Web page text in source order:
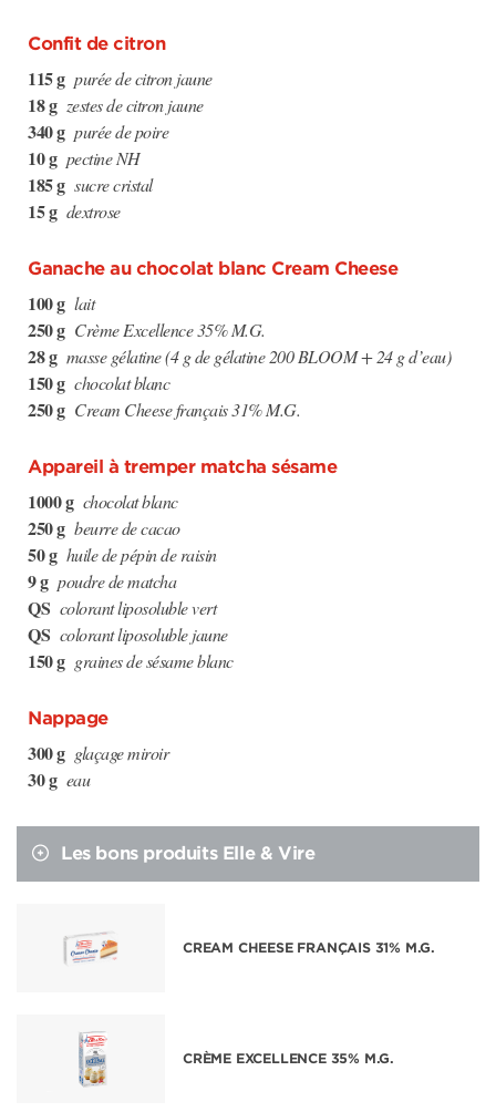
Confit de citron
115 g purée de citron jaune
18 g zestes de citron jaune
340 g purée de poire
10 g pectine NH
185 g sucre cristal
15 g dextrose
Ganache au chocolat blanc Cream Cheese
100 g lait
250 g Crème Excellence 35% M.G.
28 g masse gélatine (4 g de gélatine 200 BLOOM + 24 g d’eau)
150 g chocolat blanc
250 g Cream Cheese français 31% M.G.
Appareil à tremper matcha sésame
1000 g chocolat blanc
250 g beurre de cacao
50 g huile de pépin de raisin
9 g poudre de matcha
QS colorant liposoluble vert
QS colorant liposoluble jaune
150 g graines de sésame blanc
Nappage
300 g glaçage miroir
30 g eau
Les bons produits Elle & Vire
CREAM CHEESE FRANÇAIS 31% M.G.
CRÈME EXCELLENCE 35% M.G.